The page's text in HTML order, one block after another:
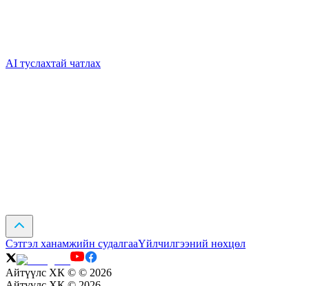
AI туслахтай чатлах
Сэтгэл ханамжийн судалгааҮйлчилгээний нөхцөл
Айтүүлс ХК © © 2026